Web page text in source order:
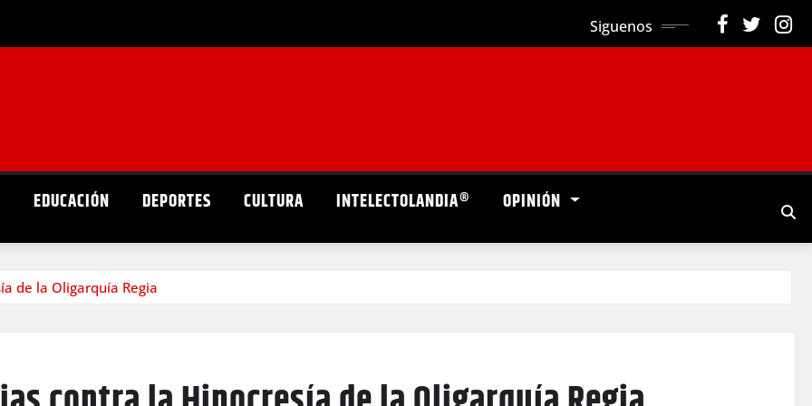
Siguenos
EDUCACIÓN DEPORTES CULTURA INTELECTOLANDIA® OPINIÓN
de la Oligarquía Regia